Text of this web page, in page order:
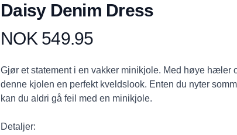
Daisy Denim Dress
Produktdetaljer
NOK 549.95
Description
Gjør et statement i en vakker minikjole. Med høye hæler
denne kjolen en perfekt kveldslook. Enten du nyter
kan du aldri gå feil med en minikjole.
Detaljer: